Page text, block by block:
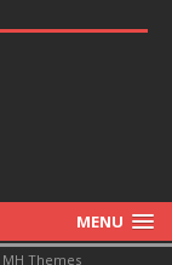
MENU
MH Themes